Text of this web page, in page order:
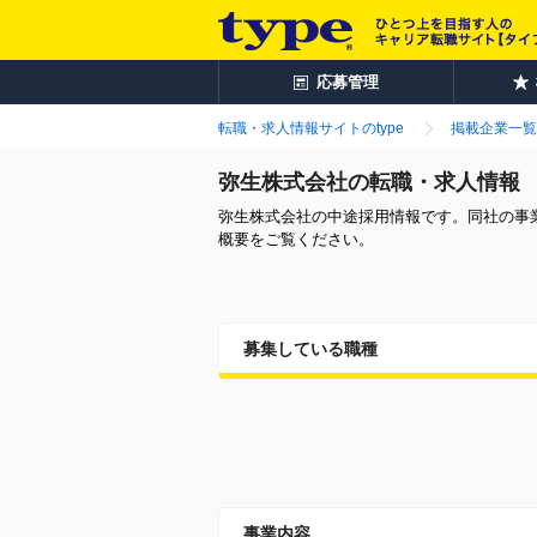
応募管理
転職・求人情報サイトのtype 掲載企業一覧
弥生株式会社の転職・求人情報
弥生株式会社の中途採用情報です。同社の
概要をご覧ください。
募集している職種